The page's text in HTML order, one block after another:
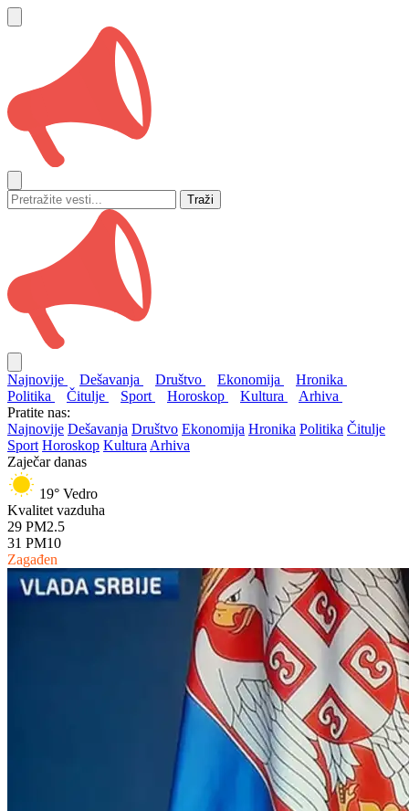
Traži
Najnovije Dešavanja Društvo Ekonomija
Hronika
Politika
Čitulje Sport Horoskop Kultura
Arhiva
Pratite nas:
Najnovije Dešavanja Društvo Ekonomija Hronika Politika Čitulje
Sport Horoskop Kultura Arhiva
Zaječar danas
19° Vedro
Kvalitet vazduha
29 PM2.5
31 PM10
Zagađen